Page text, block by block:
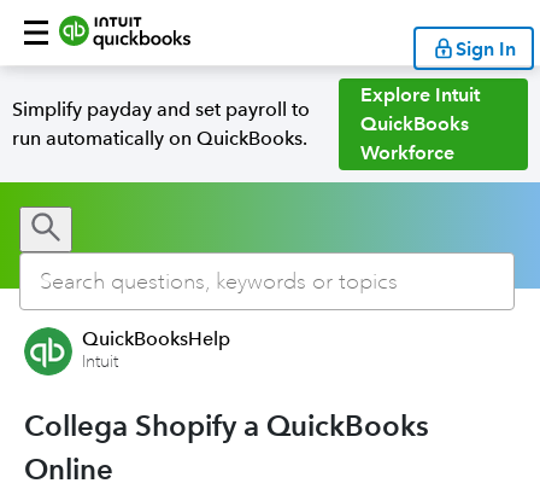
Sign In
Simplify payday and set payroll to
run automatically on QuickBooks.
Explore Intuit
QuickBooks
Workforce
QuickBooksHelp
Intuit
Collega Shopify a QuickBooks
Online